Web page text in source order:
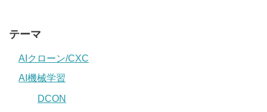
テーマ
AIクローン/CXC
AI機械学習
DCON